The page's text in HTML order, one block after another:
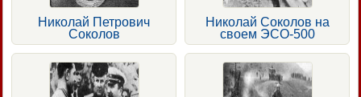
Николай Петрович
Соколов
Николай Соколов на
своем ЭСО-500